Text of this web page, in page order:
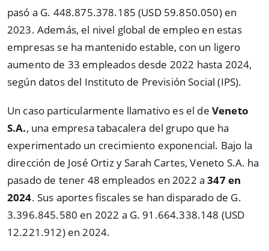
pasó a G. 448.875.378.185 (USD 59.850.050) en
2023. Además, el nivel global de empleo en estas
empresas se ha mantenido estable, con un ligero
aumento de 33 empleados desde 2022 hasta 2024,
según datos del Instituto de Previsión Social (IPS).
Un caso particularmente llamativo es el de Veneto
S.A., una empresa tabacalera del grupo que ha
experimentado un crecimiento exponencial. Bajo la
dirección de José Ortiz y Sarah Cartes, Veneto S.A. ha
pasado de tener 48 empleados en 2022 a347 en
2024. Sus aportes fiscales se han disparado de G.
3.396.845.580 en 2022 a G. 91.664.338.148 (USD
12.221.912) en 2024.